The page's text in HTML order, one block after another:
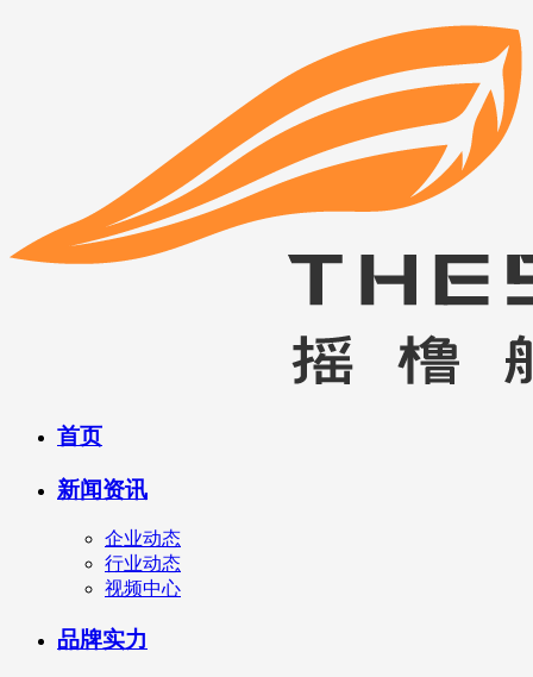
首页
新闻资讯
企业动态
行业动态
视频中心
品牌实力